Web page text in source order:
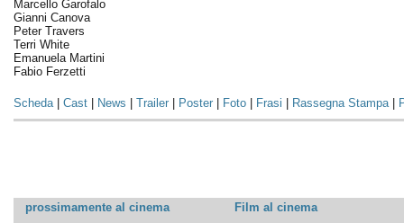
Marcello Garofalo
Gianni Canova
Peter Travers
Terri White
Emanuela Martini
Fabio Ferzetti
Scheda| Cast| News Trailer| Poster| Foto| Frasi Rassegna Stampa|
prossimamente al cinema
Film al cinema